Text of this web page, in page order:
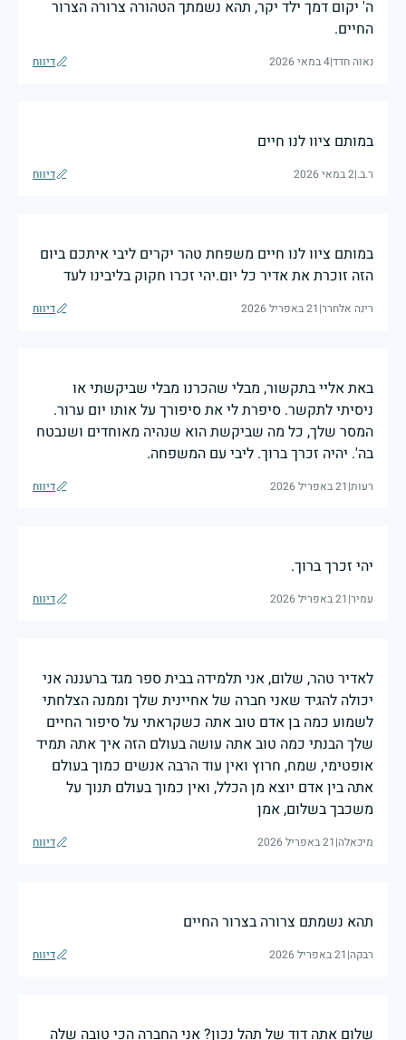
ה' יקום דמך ילד יקר, תהא נשמתך הטהורה צרורה הצרור
החיים.
נאוה חדד|4 במאי 2026 דיווח
במותם ציוו לנו חיים
ר.ב.|2 במאי 2026 דיווח
במותם ציוו לנו חיים משפחת טהר יקרים ליבי איתכם ביום
הזה זוכרת את אדיר כל יום.יהי זכרו חקוק בליבינו לעד
רינה אלחרר|21 באפריל 2026 דיווח
באת אליי בתקשור, מבלי שהכרנו מבלי שביקשתי או
ניסיתי לתקשר. סיפרת לי את סיפורך על אותו יום ערור.
המסר שלך, כל מה שביקשת הוא שנהיה מאוחדים ושנבטח
בה'. יהיה זכרך ברוך. ליבי עם המשפחה.
רעות|21 באפריל 2026 דיווח
יהי זכרך ברוך.
עמיר|21 באפריל 2026 דיווח
לאדיר טהר, שלום, אני תלמידה בבית ספר מגד ברעננה אני
יכולה להגיד שאני חברה של אחיינית שלך וממנה הצלחתי
לשמוע כמה בן אדם טוב אתה כשקראתי על סיפור החיים
שלך הבנתי כמה טוב אתה עושה בעולם הזה איך אתה תמיד
אופטימי, שמח, חרוץ ואין עוד הרבה אנשים כמוך בעולם
אתה בין אדם יוצא מן הכלל, ואין כמוך בעולם תנוך על
משכבך בשלום, אמן
מיכאלה|21 באפריל 2026 דיווח
תהא נשמתם צרורה בצרור החיים
רבקה|21 באפריל 2026 דיווח
שלום אתה דוד של תהל נכון? אני החברה הכי טובה שלה